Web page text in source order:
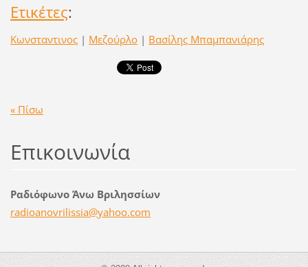
Ετικέτες:
Κωνσταντινος | Μεζούρλο | Βασίλης Μπαμπανιάρης
« Πίσω
Επικοινωνία
Ραδιόφωνο Άνω Βριλησσίων
radioanovrilissia@yahoo.com